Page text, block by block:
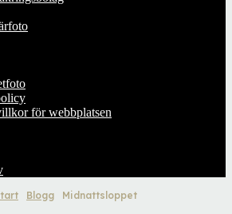
för webbplatsen
Blogg Midnattsloppet